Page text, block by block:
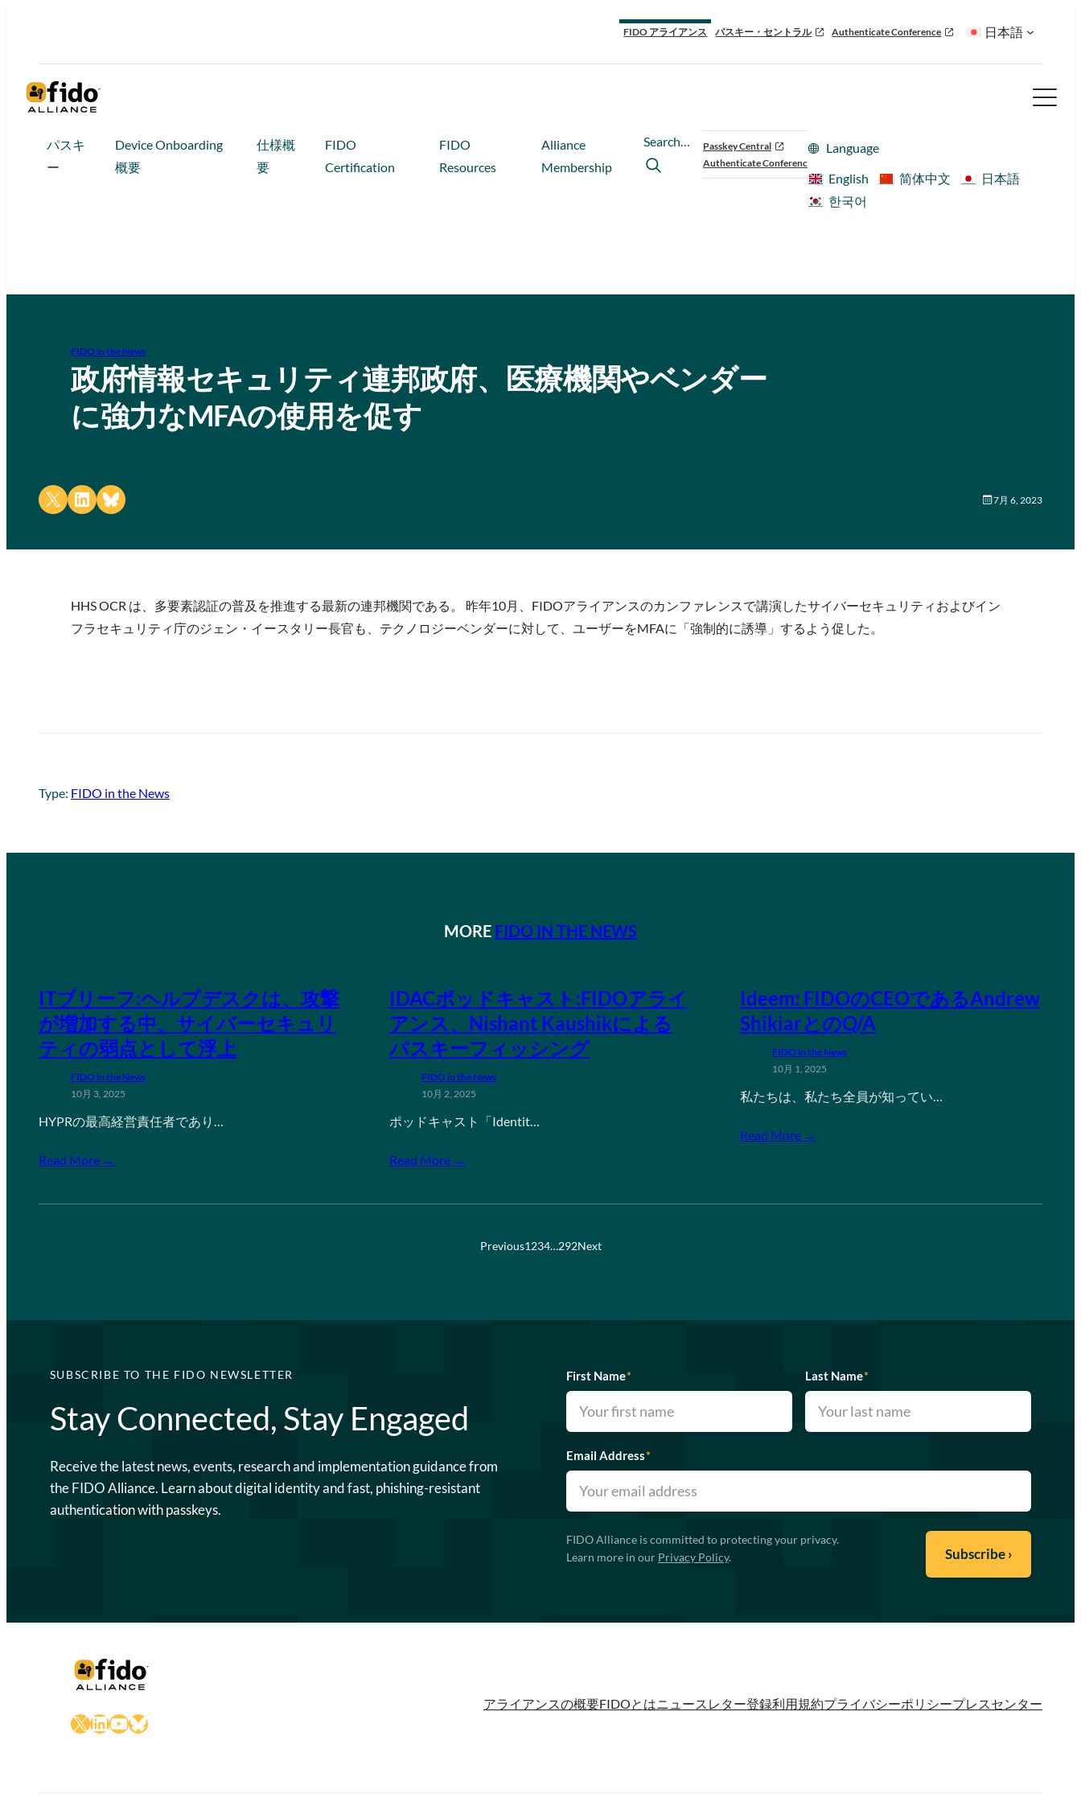
FIDO アライアンス パスキー・セントラル Authenticate Conference 日本語
パスキ
ー
Device Onboarding
概要
仕様概
要
FIDO
Certification
FIDO
Resources
Alliance
Membership
Search…
Passkey Central
Authenticate Conference
Language
English
简体中文
日本語
한국어
FIDO in the News
政府情報セキュリティ連邦政府、医療機関やベンダー
に強力なMFAの使用を促す
Share on X Share on LinkedIn
Share on Bluesky 7月 6, 2023
HHS OCR は、多要素認証の普及を推進する最新の連邦機関である。 昨年10月、FIDOアライアンスのカンファレンスで講演したサイバーセキュリティおよびイン
フラセキュリティ庁のジェン・イースタリー長官も、テクノロジーベンダーに対して、ユーザーをMFAに「強制的に誘導」するよう促した。
Type: FIDO in the News
MORE FIDO IN THE NEWS
ITブリーフ:ヘルプデスクは、攻撃
が増加する中、サイバーセキュリ
ティの弱点として浮上
FIDO in the News
10月 3, 2025
HYPRの最高経営責任者であり…
Read More →
IDACポッドキャスト:FIDOアライ
アンス、Nishant Kaushikによる
パスキーフィッシング
FIDO in the News
10月 2, 2025
ポッドキャスト「Identit…
Read More →
Ideem: FIDOのCEOであるAndrew
ShikiarとのQ/A
FIDO in the News
10月 1, 2025
私たちは、私たち全員が知ってい…
Read More →
Previous1234…292Next
SUBSCRIBE TO THE FIDO NEWSLETTER
Stay Connected, Stay Engaged
Receive the latest news, events, research and implementation guidance from
the FIDO Alliance. Learn about digital identity and fast, phishing-resistant
authentication with passkeys.
First Name* Last Name*
Email Address*
FIDO Alliance is committed to protecting your privacy.
Learn more in our Privacy Policy.
X LinkedIn
YouTube
Bluesky
アライアンスの概要FIDOとはニュースレター登録利用規約プライバシーポリシープレスセンター